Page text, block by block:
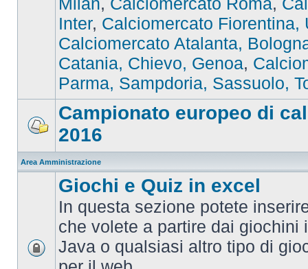
Inter, Calciomercato Fiorentina,
Calciomercato Atalanta,
Catania, Chievo, Genoa,
Parma, Sampdoria, Sassuolo,
Campionato europeo di
2016
Area Amministrazione
Giochi e Quiz in excel
In questa sezione potete
che volete a partire dai giochini
Java o qualsiasi altro tipo di